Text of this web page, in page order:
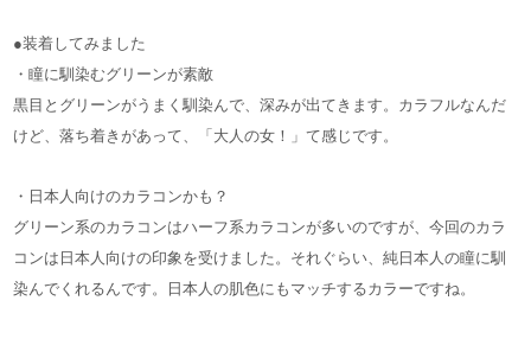
●装着してみました
・瞳に馴染むグリーンが素敵
黒目とグリーンがうまく馴染んで、深みが出てきます。カラフルなんだ
けど、落ち着きがあって、「大人の女！」て感じです。
・日本人向けのカラコンかも？
グリーン系のカラコンはハーフ系カラコンが多いのですが、今回のカラ
コンは日本人向けの印象を受けました。それぐらい、純日本人の瞳に馴
染んでくれるんです。日本人の肌色にもマッチするカラーですね。